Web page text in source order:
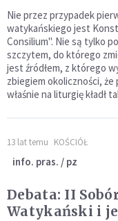
Nie przez przypadek
watykańskiego jest
Consilium". Nie są tylko
szczytem, do którego
jest źródłem, z którego
zbiegiem okoliczności,
właśnie na liturgię kładł
13 lat temu KOŚCIÓŁ
info. pras. / pz
Debata: II
Watykański i